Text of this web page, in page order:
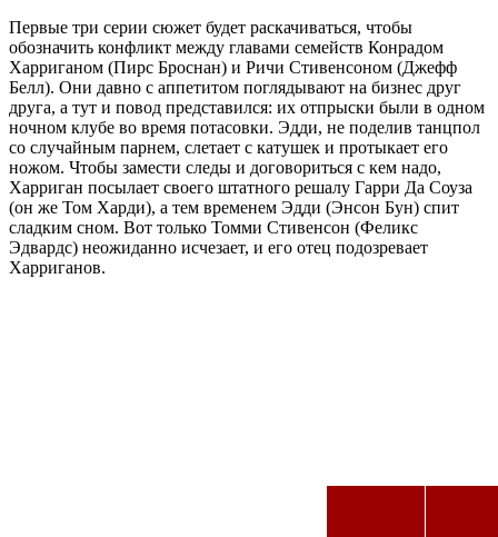
Первые три серии сюжет будет раскачиваться, чтобы
обозначить конфликт между главами семейств Конрадом
Харриганом (Пирс Броснан) и Ричи Стивенсоном (Джефф
Белл). Они давно с аппетитом поглядывают на бизнес друг
друга, а тут и повод представился: их отпрыски были в одном
ночном клубе во время потасовки. Эдди, не поделив танцпол
со случайным парнем, слетает с катушек и протыкает его
ножом. Чтобы замести следы и договориться с кем надо,
Харриган посылает своего штатного решалу Гарри Да Соуза
(он же Том Харди), а тем временем Эдди (Энсон Бун) спит
сладким сном. Вот только Томми Стивенсон (Феликс
Эдвардс) неожиданно исчезает, и его отец подозревает
Харриганов.